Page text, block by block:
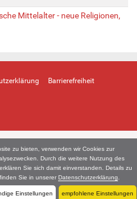
zu bieten, verwenden wir Cookies zur
Durch die weitere Nutzung des
Sie sich damit einverstanden. Details zu
Sie in unserer Datenschutzerklärung
Einstellungen empfohlene Einstellungen
Mittelalter - neue Religionen,
Barrierefreiheit